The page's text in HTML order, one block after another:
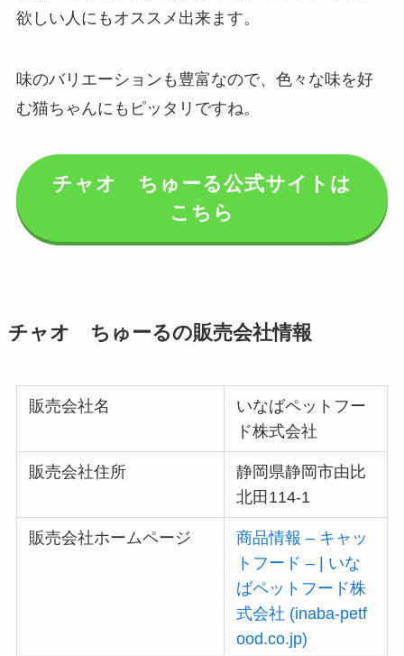
欲しい人にもオススメ出来ます。
味のバリエーションも豊富なので、色々な味を好
む猫ちゃんにもピッタリですね。
チャオ ちゅーる公式サイトは
こちら
チャオ ちゅーるの販売会社情報
販売会社名
いなばペットフー
ド株式会社
販売会社住所
静岡県静岡市由比
北田114-1
販売会社ホームページ
商品情報 – キャッ
トフード – | いな
ばペットフード株
式会社 (inaba-petf
ood.co.jp)